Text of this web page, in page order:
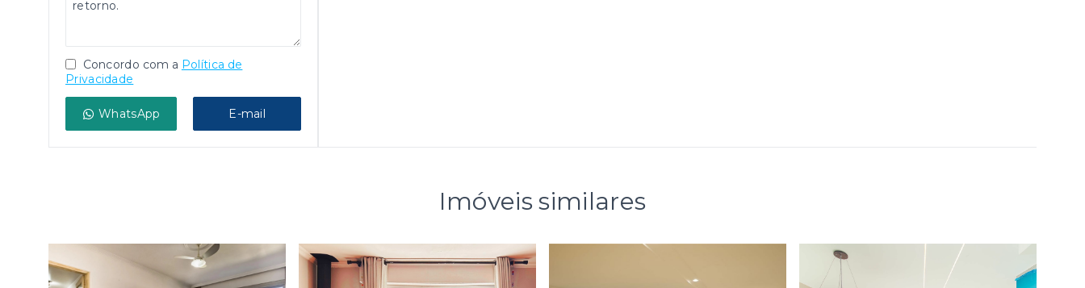
Concordo com a Política de
Privacidade
WhatsApp E-mail
Imóveis similares